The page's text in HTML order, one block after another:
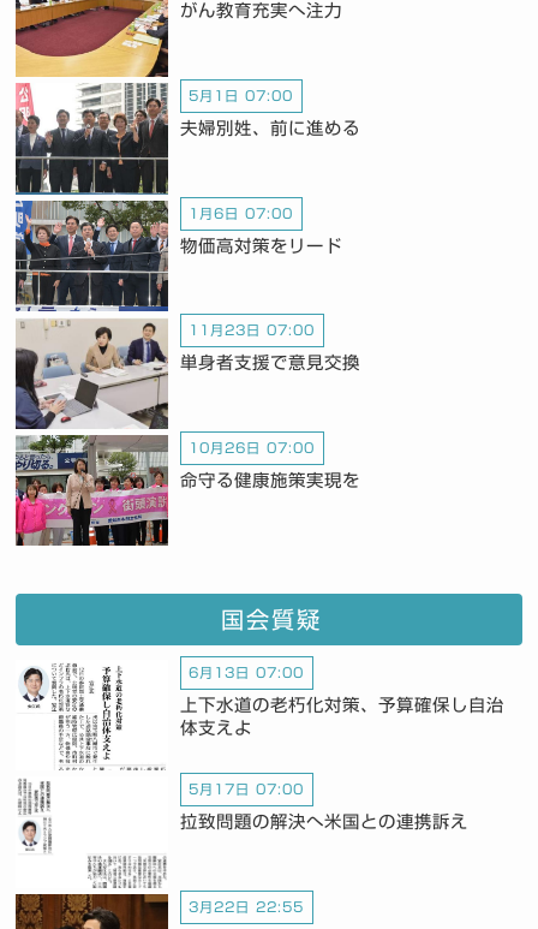
がん教育充実へ注力
5月1日 07:00
夫婦別姓、前に進める
1月6日 07:00
物価高対策をリード
11月23日 07:00
単身者支援で意見交換
10月26日 07:00
命守る健康施策実現を
国会質疑
6月13日 07:00
上下水道の老朽化対策、予算確保し自治
体支えよ
5月17日 07:00
拉致問題の解決へ米国との連携訴え
3月22日 22:55